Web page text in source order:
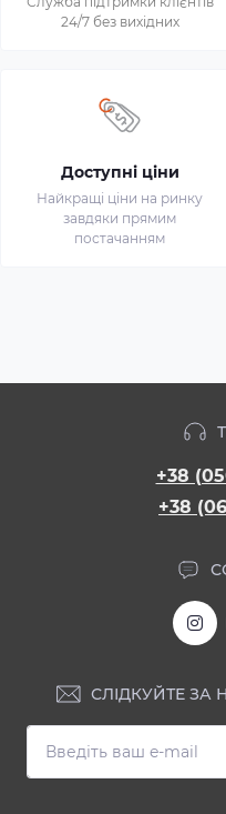
24/7 без вихідних
Доступні ціни
Найкращі ціни на ринку
завдяки прямим
постачанням
+38
+38
СЛІДКУЙТЕ ЗА